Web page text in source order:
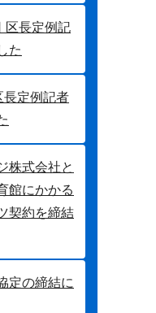
区長定例記
た
長定例記者
株式会社と
館にかかる
契約を締結
定の締結に